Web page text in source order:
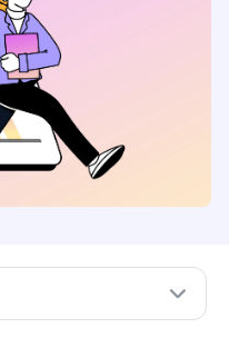
gudang